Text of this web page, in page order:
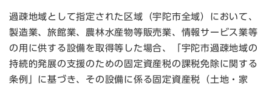
過疎地域として指定された区域（宇陀市全域）において、
製造業、旅館業、農林水産物等販売業、情報サービス業等
の用に供する設備を取得等した場合、「宇陀市過疎地域の
持続的発展の支援のための固定資産税の課税免除に関する
条例」に基づき、その設備に係る固定資産税（土地・家